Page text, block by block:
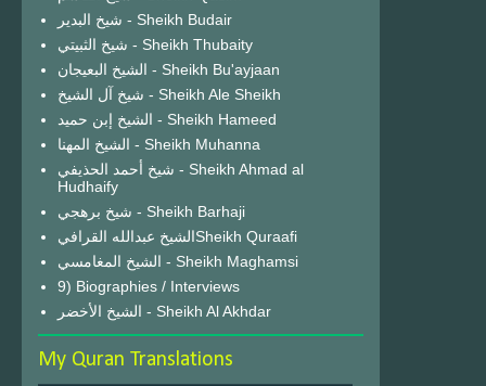
شيخ البدير - Sheikh Budair
شيخ الثبيتي - Sheikh Thubaity
الشيخ البعيجان - Sheikh Bu'ayjaan
شيخ آل الشيخ - Sheikh Ale Sheikh
الشيخ إبن حميد - Sheikh Hameed
الشيخ المهنا - Sheikh Muhanna
شيخ أحمد الحذيفي - Sheikh Ahmad al
Hudhaify
شيخ برهجي - Sheikh Barhaji
الشيخ عبدالله القرافيSheikh Quraafi
الشيخ المغامسي - Sheikh Maghamsi
9) Biographies / Interviews
الشيخ الأخضر - Sheikh Al Akhdar
My Quran Translations